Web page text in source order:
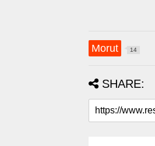
Morut 14
SHARE: